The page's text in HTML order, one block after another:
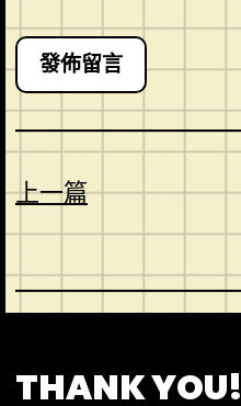
上一篇
THANK YOU!